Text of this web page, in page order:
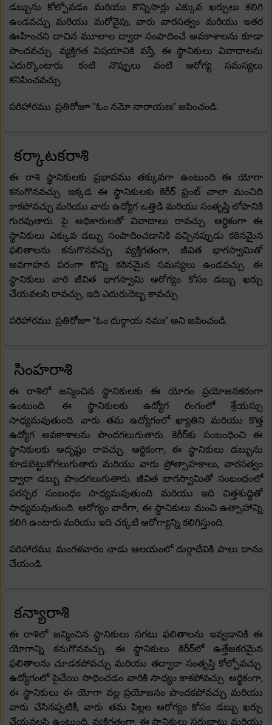
డబ్బును కోల్పోవడం మరియు కొన్నిసార్లు ఎక్కువ ఖర్చులు కలిగి
ఉండవచ్చు మరియు మరోవైపు, వారు వారసత్వం మరియు ఇతర
ఊహించని దాచిన మూలాల ద్వారా సంపాదించే అవకాశాలను కూడా
పొందవచ్చు. వ్యక్తిగత విషయానికి వస్తే, ఈ స్థానికులు వివాదాలను
ఎదుర్కొంటారు. కంటి నొప్పులు వంటి ఆరోగ్య సమస్యలు
కనిపించవచ్చు.
పరిహారము: ప్రతిరోజూ "ఓం నమో నారాయణ" జపించండి.
కర్కాటకరాశి
ఈ రాశి స్థానికులకు ప్రభావము తక్కువగా ఉంటుంది ఈ యోగా
కనుగొనవచ్చు. ఇక్కడ ఈ స్థానికులకు కెరీర్ ఫ్రంట్ చాలా మంచిది
కాకపోవచ్చు మరియు వారు ఉద్యోగ ఒత్తిడి మరియు సంతృప్తి లోపానికి
గురవుతారు. పై అధికారులతో వివాదాలు రావచ్చు. ఆర్థికంగా ఈ
స్థానికులు ఎక్కువ డబ్బు సంపాదించడానికి వచ్చినప్పుడు కఠినమైన
ఫలితాలను కనుగొనవచ్చు. వ్యక్తిగతంగా, జీవిత భాగస్వామితో
అవగాహన పరంగా కొన్ని కఠినమైన సమస్యలు ఉండవచ్చు. ఈ
స్థానికులు వారి జీవిత భాగస్వామి ఆరోగ్యం కోసం డబ్బు ఖర్చు
చేయవలసి రావచ్చు, ఇది ఎదురుదెబ్బ కావచ్చు.
పరిహారము: ప్రతిరోజూ "ఓం దుర్గాయ నమః" అని జపించండి.
సింహరాశి
ఈ రాశిలో జన్మించిన స్థానికులకు ఈ యోగం ప్రయోజనకరంగా
ఉంటుంది. ఈ స్థానికులకు ఉద్యోగ రంగంలో శ్రేయస్సు
సాధ్యమవుతుంది. వారు తమ ఉద్యోగంలో ఖ్యాతిని మరియు కొత్త
ఉద్యోగ అవకాశాలను పొందగలుగుతారు. కెరీర్‌కు సంబంధించి ఈ
స్థానికులకు అదృష్టం రావచ్చు. ఆర్థికంగా, ఈ స్థానికులు డబ్బును
కూడబెట్టుకోగలుగుతారు మరియు వారు ప్రోత్సాహకాలు, వారసత్వం
ద్వారా డబ్బు పొందగలుగుతారు. జీవిత భాగస్వామితో సంబంధంలో
పరస్పర సంబంధం సాధ్యమవుతుంది మరియు ఇది చిత్తశుద్ధితో
సాధ్యమవుతుంది. ఆరోగ్యం వారీగా, ఈ స్థానికులు మంచి ఉత్సాహాన్ని
కలిగి ఉంటారు మరియు ఇది చక్కటి ఆరోగ్యాన్ని కలిగిస్తుంది.
పరిహారము: మంగళవారం నాడు ఆలయంలో దుర్గాదేవికి పాలు దానం
చేయండి.
కన్యారాశి
ఈ రాశిలో జన్మించిన స్థానికులు సగటు ఫలితాలను ఇవ్వడానికి ఈ
యోగాన్ని కనుగొనవచ్చు. ఈ స్థానికులు కెరీర్‌లో ఉత్తేజకరమైన
ఫలితాలను చూడకపోవచ్చు మరియు తద్వారా సంతృప్తి కోల్పోవచ్చు.
ఉద్యోగంలో పైచేయి సాధించడం వారికి సాధ్యం కాకపోవచ్చు. ఆర్థికంగా,
ఈ స్థానికులు ఈ యోగా వల్ల ప్రయోజనం పొందకపోవచ్చు మరియు
వారు చేసినప్పటికీ, వారు తమ పిల్లల ఆరోగ్యం కోసం డబ్బు ఖర్చు
చేయవలసి ఉంటుంది. వ్యక్తిగతంగా, ఈ స్థానికులు సర్దుబాటు మరియు